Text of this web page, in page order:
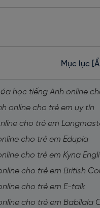
Mục lục
học tiếng Anh online
online cho trẻ em uy tín
cho trẻ em
cho trẻ em Edupia
cho trẻ em Kyna
cho trẻ em British
cho trẻ em E-talk
cho trẻ em Babilala